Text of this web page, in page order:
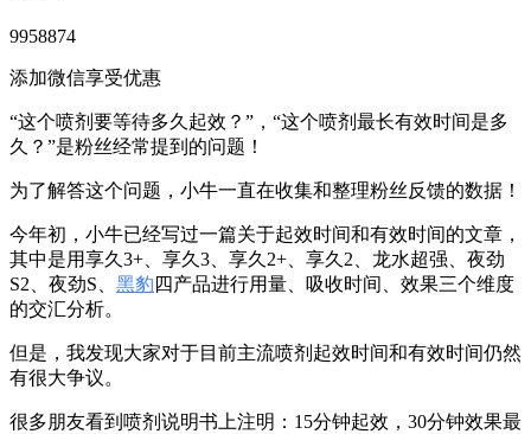
9958874
添加微信享受优惠
“这个喷剂要等待多久起效？”，“这个喷剂最长有效时间是多
久？”是粉丝经常提到的问题！
为了解答这个问题，小牛一直在收集和整理粉丝反馈的数据！
今年初，小牛已经写过一篇关于起效时间和有效时间的文章，
其中是用享久3+、享久3、享久2+、享久2、龙水超强、夜劲
S2、夜劲S、 黑豹 四产品进行用量、吸收时间、效果三个维度
的交汇分析。
但是，我发现大家对于目前主流喷剂起效时间和有效时间仍然
有很大争议。
很多朋友看到喷剂说明书上注明：15分钟起效，30分钟效果最